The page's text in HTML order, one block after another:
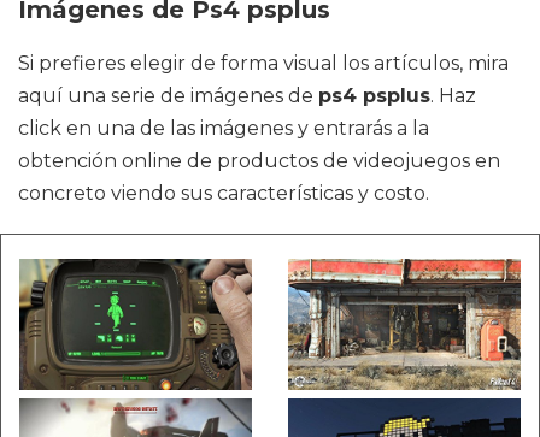
Imágenes de Ps4 psplus
Si prefieres elegir de forma visual los artículos, mira
aquí una serie de imágenes de ps4 psplus. Haz
click en una de las imágenes y entrarás a la
obtención online de productos de videojuegos en
concreto viendo sus características y costo.